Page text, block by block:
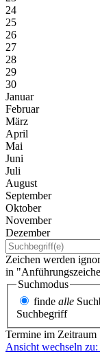
24
25
26
27
28
29
30
Januar
Februar
März
April
Mai
Juni
Juli
August
September
Oktober
November
Dezember
Zeichen werden
in
Suchmodus
finde alle
Suchbegriff
Termine im
Ansicht wechseln